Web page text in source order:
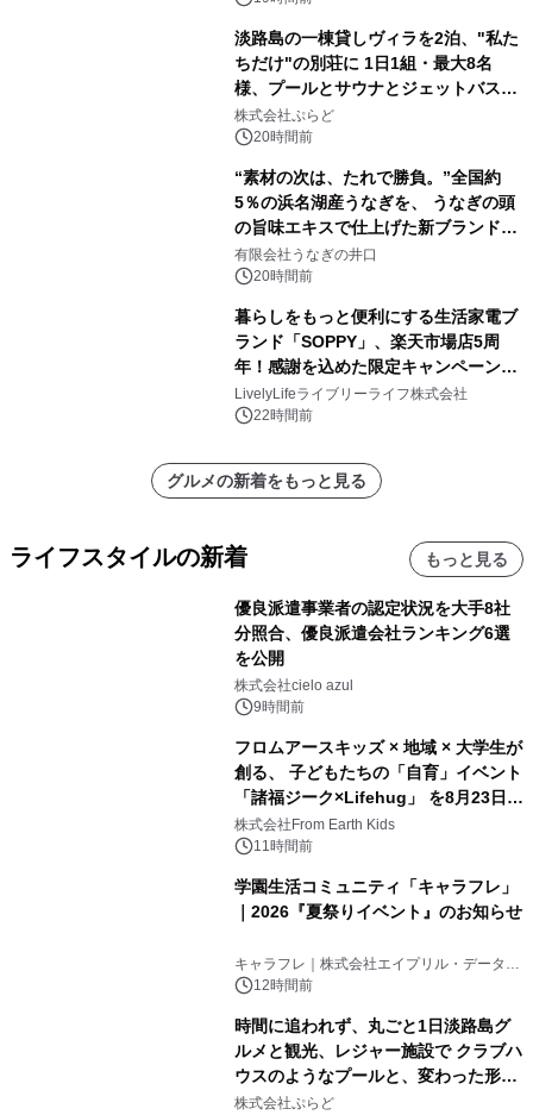
淡路島の一棟貸しヴィラを2泊、"私た
ちだけ"の別荘に 1日1組・最大8名
様、プールとサウナとジェットバス付
きで Villa Mon Temps AWAJIの連泊
素泊りプラン
株式会社ぷらど
20時間前
“素材の次は、たれで勝負。”全国約
5％の浜名湖産うなぎを、 うなぎの頭
の旨味エキスで仕上げた新ブランド
「井口の誉」誕生
有限会社うなぎの井口
20時間前
暮らしをもっと便利にする生活家電ブ
ランド「SOPPY」、楽天市場店5周
年！感謝を込めた限定キャンペーンを
8月10日より開催
LivelyLifeライブリーライフ株式会社
22時間前
グルメの新着をもっと見る
ライフスタイルの新着 もっと見る
優良派遣事業者の認定状況を大手8社
分照合、優良派遣会社ランキング6選
を公開
株式会社cielo azul
9時間前
フロムアースキッズ × 地域 × 大学生が
創る、 子どもたちの「自育」イベント
「諸福ジーク×Lifehug」 を8月23日
(日)開催
株式会社From Earth Kids
11時間前
学園生活コミュニティ「キャラフレ」
｜2026『夏祭りイベント』のお知らせ
キャラフレ｜株式会社エイプリル・データ・
デザインズ
12時間前
時間に追われず、丸ごと1日淡路島グ
ルメと観光、レジャー施設で クラブハ
ウスのようなプールと、変わった形の
サウナも 「THE BOXY AWAJI」のお
株式会社ぷらど